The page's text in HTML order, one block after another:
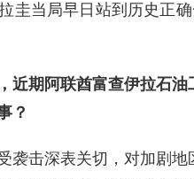
圭当局早日站到历史正
近期阿联酋富查伊拉石
？
袭击深表关切，对加剧